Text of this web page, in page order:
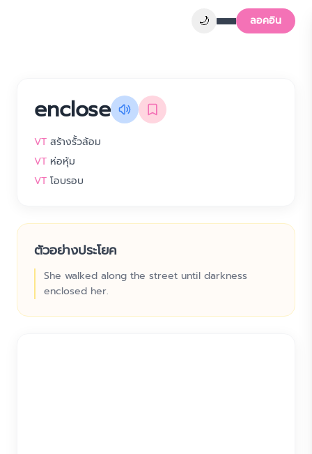
🌙 ลอคอิน
enclose
VT สร้างรั้วล้อม
VT ห่อหุ้ม
VT โอบรอบ
ตัวอย่างประโยค
She walked along the street until darkness
enclosed her.